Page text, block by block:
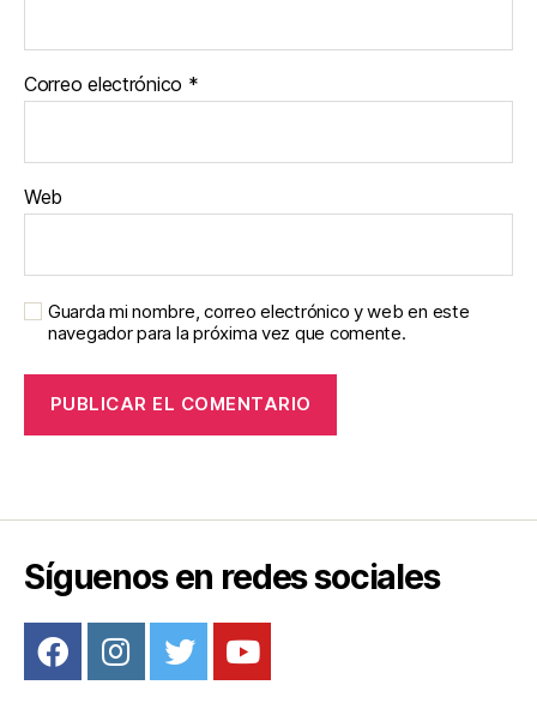
Correo electrónico *
Web
Guarda mi nombre, correo electrónico y web en este
navegador para la próxima vez que comente.
Síguenos en redes sociales